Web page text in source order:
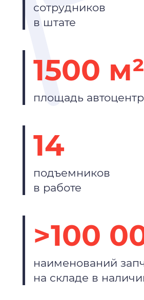
сотрудников
в штате
1500 м²
площадь
14
подъемников
в работе
>100
наименований
на складе в